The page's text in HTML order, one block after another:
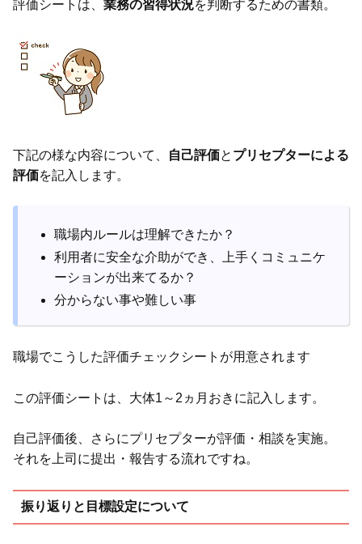
評価シートは、 業務の習得状況を判断するための書類。
下記の様な内容について、 自己評価と プリセプターによる
評価を記入します。
職場内ルールは理解できたか？
利用者に安全な介助ができ、上手くコミュニケ
ーションが出来てるか？
分からない事や難しい事
職場でこうした評価チェックシートが用意されます
この評価シートは、大体1～2ヵ月おきに記入します。
自己評価後、さらにプリセプターが評価・相談を実施。
それを上司に提出・報告する流れですね。
振り返りと目標設定について